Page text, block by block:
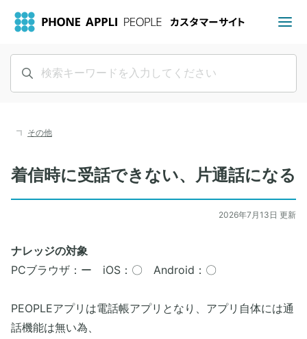
その他
着信時に受話できない、片通話になる
2026年7月13日 更新
ナレッジの対象
PCブラウザ：ー iOS：〇 Android：〇
PEOPLEアプリは電話帳アプリとなり、アプリ自体には通
話機能は無い為、